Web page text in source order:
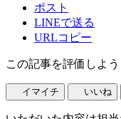
ポスト
LINEで送る
URLコピー
この記事を評価しよう
イマイチ いいね